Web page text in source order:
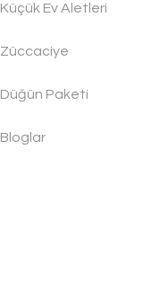
Küçük Ev Aletleri
Züccaciye
Düğün Paketi
Bloglar